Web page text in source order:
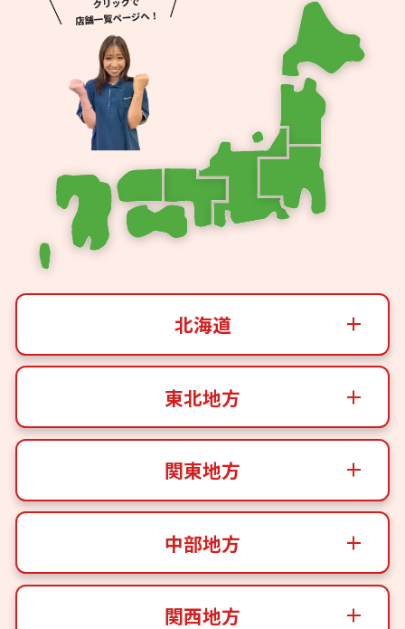
北海道
東北地方
関東地方
中部地方
関西地方